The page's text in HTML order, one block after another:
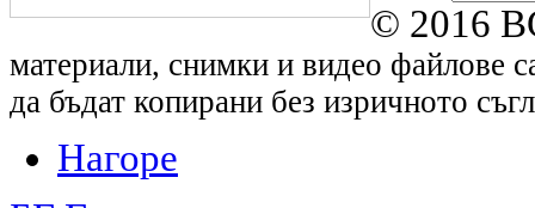
© 2016
материали, снимки и видео файлове
да бъдат копирани без изричното
Нагоре